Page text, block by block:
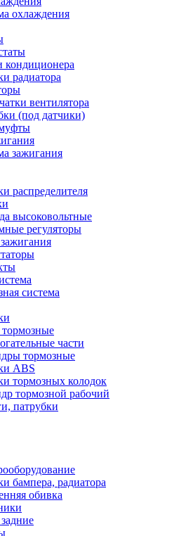
охлаждения
кондиционера
радиатора
вентилятора
(под датчики)
зажигания
распределителя
высоковольтные
регуляторы
система
части
тормозные
ABS
тормозных колодок
тормозной рабочий
патрубки
бампера, радиатора
обивка